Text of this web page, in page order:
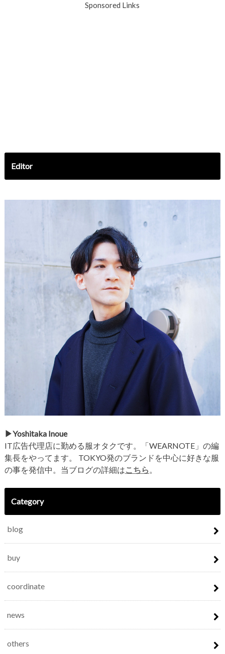
Sponsored Links
Editor
▶︎Yoshitaka Inoue
IT広告代理店に勤める服オタクです。「WEARNOTE」の編
集長をやってます。 TOKYO発のブランドを中心に好きな服
の事を発信中。当ブログの詳細はこちら
Category
blog
buy
coordinate
news
others